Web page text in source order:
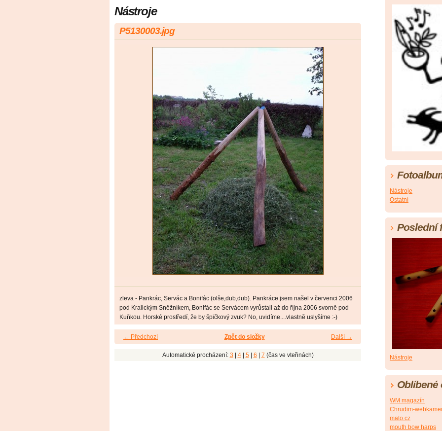
Nástroje
P5130003.jpg
zleva - Pankrác, Servác a Bonifác (olše,dub,dub). Pankráce jsem našel v červenci 2006
pod Kralickým Sněžníkem, Bonifác se Servácem vyrůstali až do října 2006 svorně pod
Kuňkou. Horské prostředí, že by špičkový zvuk? No, uvidíme....vlastně uslyšíme :-)
← Předchozí Další →
Zpět do složky
Automatické procházení: 3 4| 5| 6 7 (čas ve vteřinách)
Nástroje
Ostatní
Poslední
Nástroje
Oblíbené
WM magazín
Chrudim-
mato.cz
mouth bow harps